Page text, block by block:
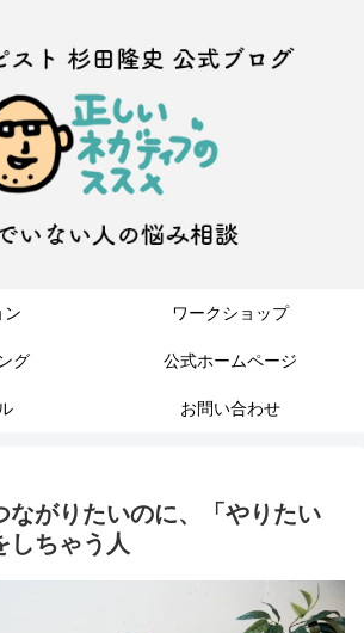
ン ワークショップ
グ 公式ホームページ
お問い合わせ
ながりたいのに、「やりたい
しちゃう人